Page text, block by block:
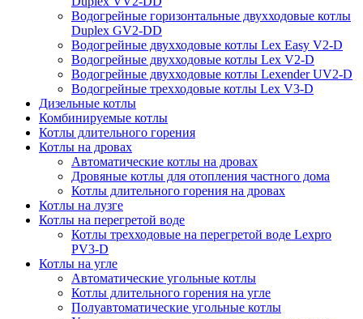
Водогрейные горизонтальные двухходовые котлы
Duplex GV2-DD
Водогрейные двухходовые котлы Lex Easy V2-D
Водогрейные двухходовые котлы Lex V2-D
Водогрейные двухходовые котлы Lexender UV2-D
Водогрейные трехходовые котлы Lex V3-D
Дизельные котлы
Комбинируемые котлы
Котлы длительного горения
Котлы на дровах
Автоматические котлы на дровах
Дровяные котлы для отопления частного дома
Котлы длительного горения на дровах
Котлы на лузге
Котлы на перегретой воде
Котлы трехходовые на перегретой воде Lexpro
PV3-D
Котлы на угле
Автоматические угольные котлы
Котлы длительного горения на угле
Полуавтоматические угольные котлы